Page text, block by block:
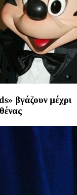
βγάζουν μέχρι